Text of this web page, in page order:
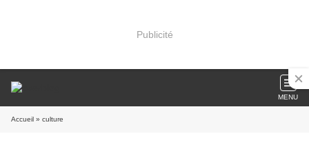
Publicité
MENU
Accueil » culture